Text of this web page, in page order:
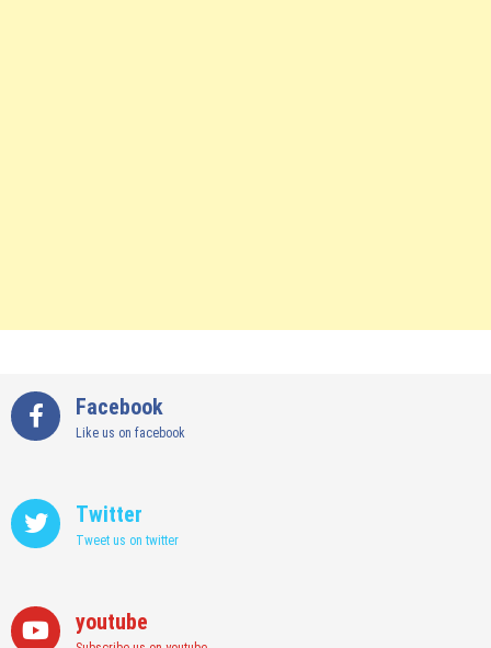
Facebook
Like us on facebook
Twitter
Tweet us on twitter
youtube